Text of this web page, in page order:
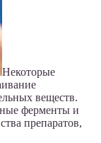
Некоторые
веществ.
ферменты и
препаратов,